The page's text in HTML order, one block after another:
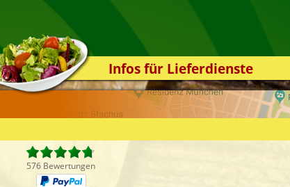
Infos für Lieferdienste
Kassensystem
Zuverlässigkeit
576 Bewertungen